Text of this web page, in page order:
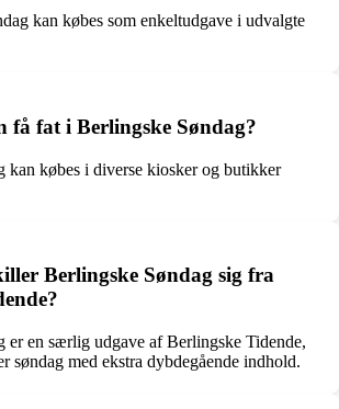
kan købes som enkeltudgave i udvalgte
få fat i Berlingske Søndag?
kan købes i diverse kiosker og butikker
Berlingske Søndag sig fra
er en særlig udgave af Berlingske Tidende,
søndag med ekstra dybdegående indhold.